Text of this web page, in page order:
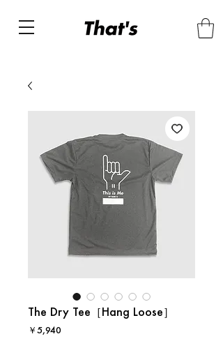
The Dry Tee［Hang Loose］
￥5,940価